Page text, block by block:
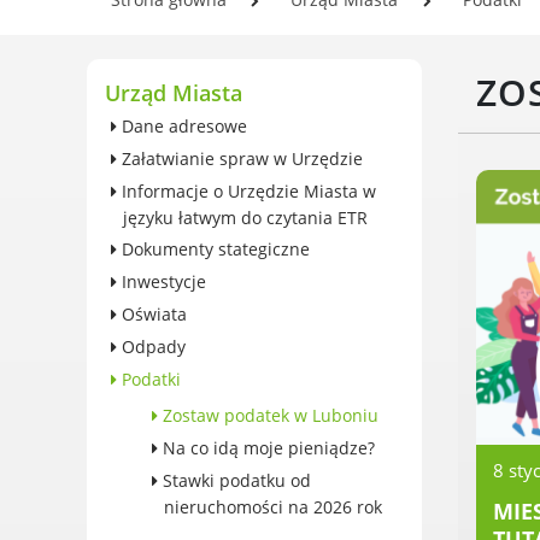
wieczystego gruntu i roczna
Ochrona środowiska
Edukacja ekologiczna
SZYKUJ SIĘ NA ZMIANY
KLIMATU
Komunikacja miejska
Rolnictwo
Zwierzęta
Organizacje pozarządowe
Centrum Organizacji
Pozarządowych
Karty honorowane w Luboniu
Duża Rodzina
Konsultacje społeczne i
ewaluacje
w
8
Urząd Miasta
Dane adresowe
Załatwianie spraw w Urzędzie
Informacje o Urzędzie Miasta w
języku łatwym do czytania ETR
Dokumenty stategiczne
Inwestycje
Oświata
Odpady
Podatki
Zostaw podatek w Luboniu
Na co idą moje pieniądze?
Stawki podatku od
nieruchomości na 2026 rok